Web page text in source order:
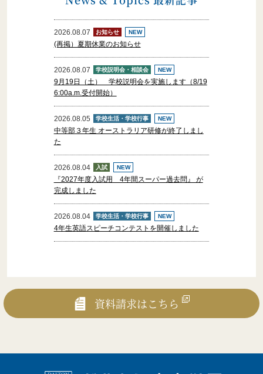
募集要項
生徒募集要項・出願書類
生徒募集要項・出願書類
2026.08.07 お知らせ NEW
(再掲）夏期休業のお知らせ
2026.08.07 学校説明会・相談会 NEW
9月19日（土） 学校説明会を実施します（8/19
6:00a.m.受付開始）
2026.08.05 学校生活・学校行事 NEW
中等部３年生 オーストラリア研修が終了しまし
た
2026.08.04 入試 NEW
『2027年度入試用 4年間スーパー過去問』 が
完成しました
2026.08.04 学校生活・学校行事 NEW
4年生英語スピーチコンテストを開催しました
資料請求はこちら